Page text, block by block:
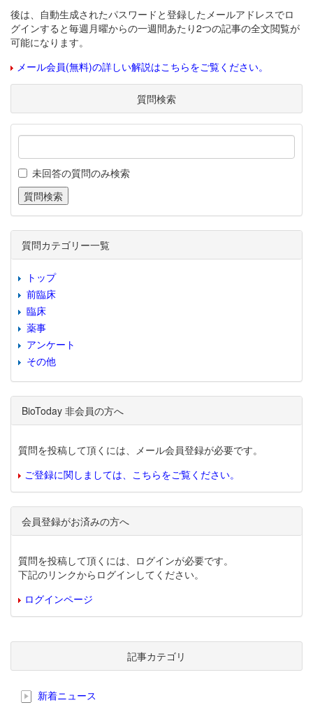
後は、自動生成されたパスワードと登録したメールアドレスでロ
グインすると毎週月曜からの一週間あたり2つの記事の全文閲覧が
可能になります。
メール会員(無料)の詳しい解説はこちらをご覧ください。
質問検索
未回答の質問のみ検索
質問カテゴリー一覧
トップ
前臨床
臨床
薬事
アンケート
その他
BioToday 非会員の方へ
質問を投稿して頂くには、メール会員登録が必要です。
ご登録に関しましては、こちらをご覧ください。
会員登録がお済みの方へ
質問を投稿して頂くには、ログインが必要です。
下記のリンクからログインしてください。
ログインページ
記事カテゴリ
新着ニュース